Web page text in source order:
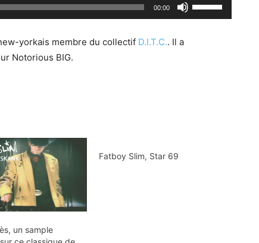
i
00:00
t
yorkais membre du collectif D.I.T.C.. Il a
Notorious BIG.
un sample
Fatboy Slim, Star 69